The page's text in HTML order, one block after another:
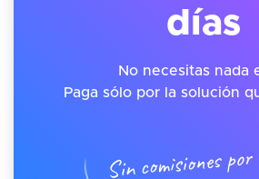
días
No necesitas nada
Paga sólo por la solución
Sin comisiones